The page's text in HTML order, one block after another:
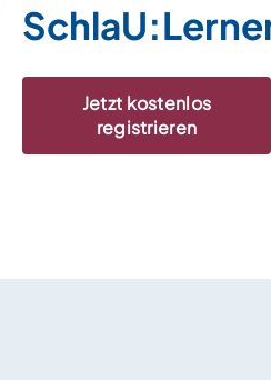
Jetzt kostenlos
registrieren